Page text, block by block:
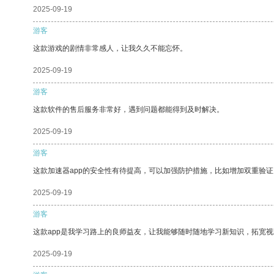
2025-09-19
游客
这款游戏的剧情非常感人，让我久久不能忘怀。
2025-09-19
游客
这款软件的售后服务非常好，遇到问题都能得到及时解决。
2025-09-19
游客
这款加速器app的安全性有待提高，可以加强防护措施，比如增加双重验
2025-09-19
游客
这款app是我学习路上的良师益友，让我能够随时随地学习新知识，拓宽
2025-09-19